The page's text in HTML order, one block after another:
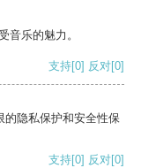
音乐的魅力。
支持[0] 反对[0]
的隐私保护和安全性保
支持[0] 反对[0]